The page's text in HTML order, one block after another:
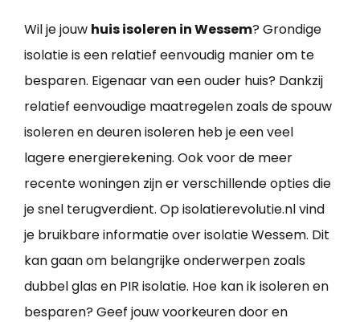
Wil je jouw huis isoleren in Wessem? Grondige
isolatie is een relatief eenvoudig manier om te
besparen. Eigenaar van een ouder huis? Dankzij
relatief eenvoudige maatregelen zoals de spouw
isoleren en deuren isoleren heb je een veel
lagere energierekening. Ook voor de meer
recente woningen zijn er verschillende opties die
je snel terugverdient. Op isolatierevolutie.nl vind
je bruikbare informatie over isolatie Wessem. Dit
kan gaan om belangrijke onderwerpen zoals
dubbel glas en PIR isolatie. Hoe kan ik isoleren en
besparen? Geef jouw voorkeuren door en